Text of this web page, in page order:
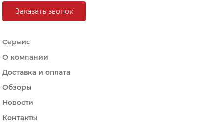
Заказать звонок
Сервис
О компании
Доставка и оплата
Обзоры
Новости
Контакты